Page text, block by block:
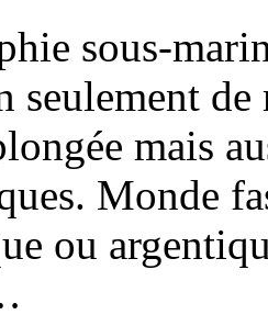
sous-
seulement de
mais
Monde
ou